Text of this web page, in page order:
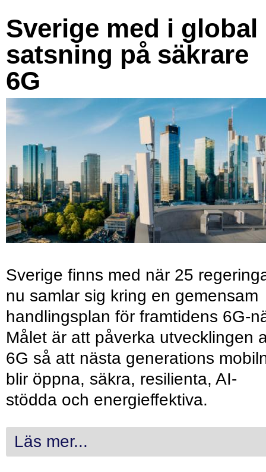
Sverige med i global
satsning på säkrare
6G
Sverige finns med när 25
nu samlar sig kring en gemensam
handlingsplan för framtidens 6G-
Målet är att påverka utvecklingen
6G så att nästa generations
blir öppna, säkra, resilienta, AI-
stödda och energieffektiva.
Läs mer...